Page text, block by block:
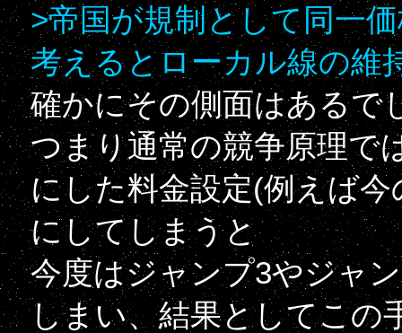
>帝国が規制として同一
考えるとローカル線の維
確かにその側面はあるで
つまり通常の競争原理で
にした料金設定(例えば
にしてしまうと
今度はジャンプ3やジャ
しまい、結果としてこの